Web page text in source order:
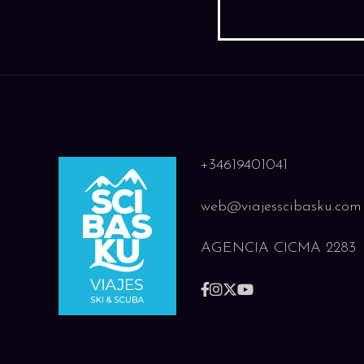
+34619401041
web@viajesscibasku.com
AGENCIA CICMA 2283